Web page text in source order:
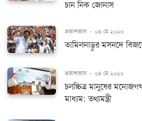
চান নিক জোনাস
প্রকাশকাল - ০৪ মে ২০২৬
তামিলনাড়ুর মসনদে
প্রকাশকাল - ০৪ মে ২০২৬
চলচ্চিত্র মানুষের
মাধ্যম: তথ্যমন্ত্রী